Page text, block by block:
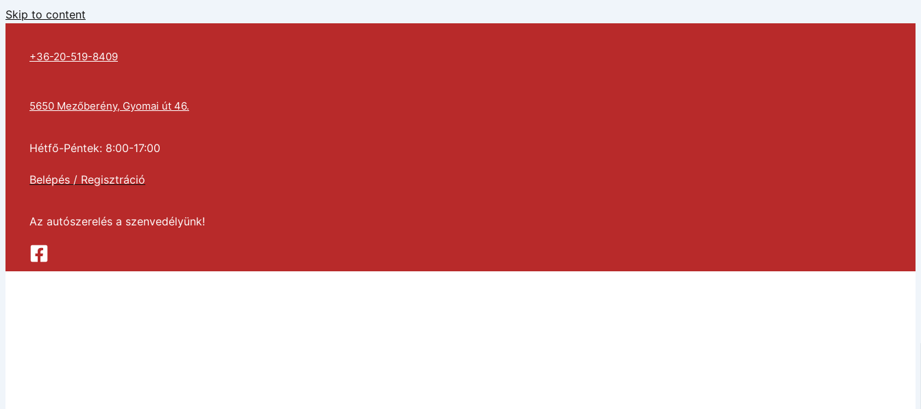
Skip to content
+36-20-519-8409
5650 Mezőberény, Gyomai út 46.
Hétfő-Péntek: 8:00-17:00
Belépés / Regisztráció
Az autószerelés a szenvedélyünk!